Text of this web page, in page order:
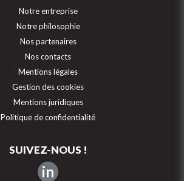
Notre entreprise
Notre philosophie
Nos partenaires
Nos contacts
Mentions légales
Gestion des cookies
Mentions juridiques
Politique de confidentialité
SUIVEZ-NOUS !
in